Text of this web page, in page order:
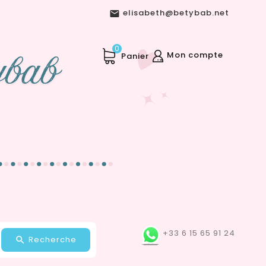
 elisabeth@betybab.net
Mon compte
Panier
0
+33 6 15 65 91 24
Recherche